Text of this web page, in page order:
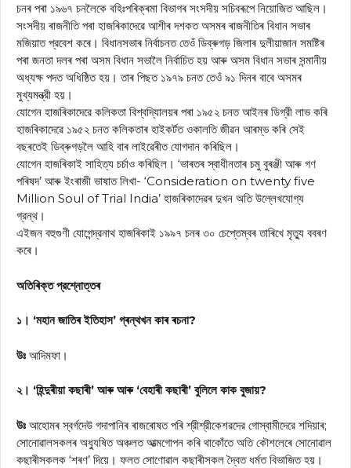
চনৰ পৰা ১৯৬৭ চনলৈকে বহিঃপৰিক্ৰমা বিভাগৰ সংসদীয় সচিবৰূপে নিয়োজিত আছিল।
সংসদীয় ৰাজনীতি পৰা হাজৰিকাদেৱে আশীৰ দশকত অসমৰ ৰাজনীতিৰ বিধান সভাৰ
মজিয়াত প্রবেশ কৰে। বিধানসভাৰ নিৰ্বাচনত তেওঁ ডিব্ৰুগড় জিলাৰ দুলীয়াজান সমষ্টিৰ
পৰা জনতা দলৰ পৰা অসম বিধান সভালৈ নির্বাচিত হয় আৰু অসম বিধান সভাৰ সন্মানীয়
অধ্যক্ষ পদত অধিষ্ঠিত হয়। তাৰ পিছত ১৯৭৯ চনত তেওঁ ৯১ দিনৰ বাবে অসমৰ
মুখ্যমন্ত্রী হয়।
যোগেন হাজৰিকাদেরে কলিকতা বিশ্বদ্যিালয়ৰ পৰা ১৯৫২ চনত আইনৰ ডিগ্রী লাভ কৰি
হাজৰিকাদেৱে ১৯৫২ চনত কলিকতাৰ হাইকর্টত ওকালতি জীৱন আৰম্ভ কৰি সেই
বছৰতেই ডিব্ৰুগড়লৈ আহি বাৰ লাইৱেৰীত যোগদান কৰিছিল।
যোগেন হাজৰিকাই সাহিত্য চর্চাও কৰিছিল। ‘ভাৰতৰ স্বাধীনতাৰ চমু বুৰঞ্জী আৰু গণ
পৰিষদ’ আৰু ইংৰাজী ভাষাত লিখা- ‘Consideration on twenty five
Million Soul of Trial India’ হাজৰিকাদেৱৰ দুখন অতি উল্লেখযোগ্য
গ্রন্থ।
এইজন বহুগুণী যোগেন্দ্রনাথ হাজৰিকাই ১৯৯৭ চনৰ ৩০ চেপ্তেম্বৰ তাৰিখে মৃত্যু ববৰণ
কৰে।
অতিৰিক্ত প্রশ্নোত্তৰ
১। ‘মহান জাতিৰ ইতিহাস’ গ্ৰন্থখন কাৰ ৰচনা?
উঃ আদিমফা।
২। ‘হিন্দুৰীয়া কছাৰী’ আৰু আৰু ‘বেহাৰী কছাৰী’ বুলিলে কাক বুজায়?
উঃ আহোমৰ স্বৰ্গদেউ গদাপানিৰ ৰাজৰোষত পৰি শ্রীশ্রীকেশরদের গোস্বামীদেরে শদিয়াৰ;
সোনোৱালসকলৰ অধ্যুষিত অঞ্চলত আত্মগোপন কৰি থাকোঁতে অতি কৌশলেৰে সোনোৱাল
কছাৰীসকলক ‘শৰণ’ দিয়ে। ফলত সোণোৱাল কছাৰীসকল দ্বৈত ধৰ্মত বিভাজিত হয়।